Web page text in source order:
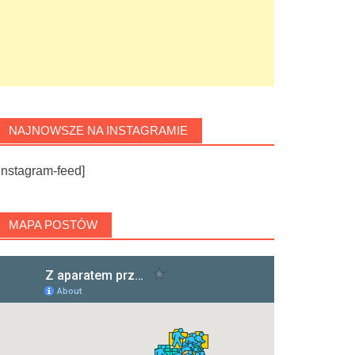
NAJNOWSZE NA INSTAGRAMIE
feed]
MAPA POSTÓW